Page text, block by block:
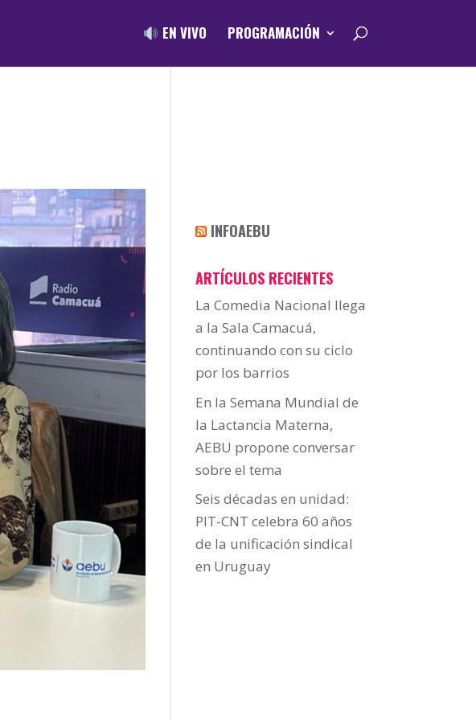
EN VIVO PROGRAMACIÓN
INFOAEBU
ARTÍCULOS RECIENTES
La Comedia Nacional llega
a la Sala Camacuá,
continuando con su ciclo
por los barrios
En la Semana Mundial de
la Lactancia Materna,
AEBU propone conversar
sobre el tema
Seis décadas en unidad:
PIT-CNT celebra 60 años
de la unificación sindical
en Uruguay